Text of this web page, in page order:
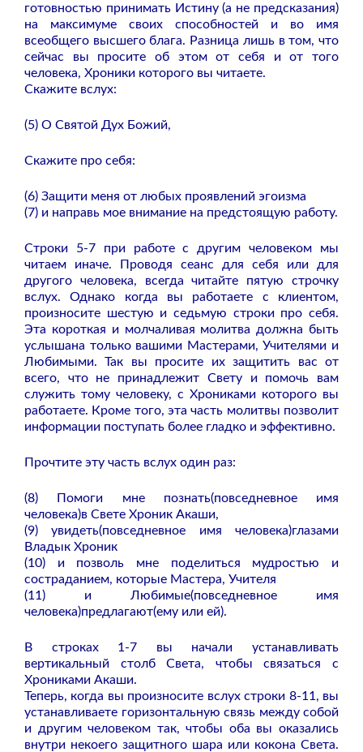
готовностью принимать Истину (а не предсказания)
на максимуме своих способностей и во имя
всеобщего высшего блага. Разница лишь в том, что
сейчас вы просите об этом от себя и от того
человека, Хроники которого вы читаете.
Скажите вслух:
(5) О Святой Дух Божий,
Скажите про себя:
(6) Защити меня от любых проявлений эгоизма
(7) и направь мое внимание на предстоящую работу.
Строки 5-7 при работе с другим человеком мы
читаем иначе. Проводя сеанс для себя или для
другого человека, всегда читайте пятую строчку
вслух. Однако когда вы работаете с клиентом,
произносите шестую и седьмую строки про себя.
Эта короткая и молчаливая молитва должна быть
услышана только вашими Мастерами, Учителями и
Любимыми. Так вы просите их защитить вас от
всего, что не принадлежит Свету и помочь вам
служить тому человеку, с Хрониками которого вы
работаете. Кроме того, эта часть молитвы позволит
информации поступать более гладко и эффективно.
Прочтите эту часть вслух один раз:
(8) Помоги мне познать(повседневное имя
человека)в Свете Хроник Акаши,
(9) увидеть(повседневное имя человека)глазами
Владык Хроник
(10) и позволь мне поделиться мудростью и
состраданием, которые Мастера, Учителя
(11) и Любимые(повседневное имя
человека)предлагают(ему или ей).
В строках 1-7 вы начали устанавливать
вертикальный столб Света, чтобы связаться с
Хрониками Акаши.
Теперь, когда вы произносите вслух строки 8-11, вы
устанавливаете горизонтальную связь между собой
и другим человеком так, чтобы оба вы оказались
внутри некоего защитного шара или кокона Света.